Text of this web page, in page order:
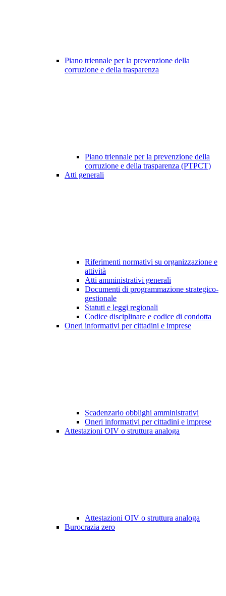
Piano triennale per la prevenzione della
corruzione e della trasparenza
Piano triennale per la prevenzione della
corruzione e della trasparenza (PTPCT)
Atti generali
Riferimenti normativi su organizzazione e
attività
Atti amministrativi generali
Documenti di programmazione strategico-
gestionale
Statuti e leggi regionali
Codice disciplinare e codice di condotta
Oneri informativi per cittadini e imprese
Scadenzario obblighi amministrativi
Oneri informativi per cittadini e imprese
Attestazioni OIV o struttura analoga
Attestazioni OIV o struttura analoga
Burocrazia zero